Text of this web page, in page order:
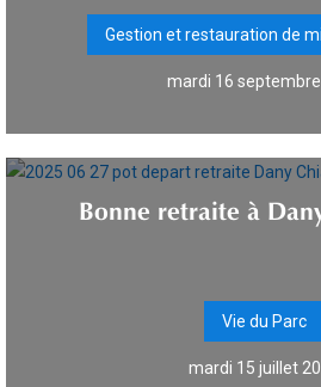
Gestion et restauration de
mardi 16
Bonne retraite à
Vie du Parc
mardi 15 juillet